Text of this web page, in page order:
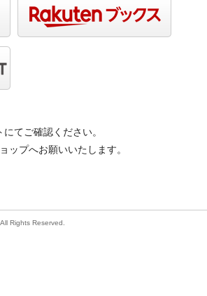
てご確認ください。
ップへお願いいたします。
Rights Reserved.